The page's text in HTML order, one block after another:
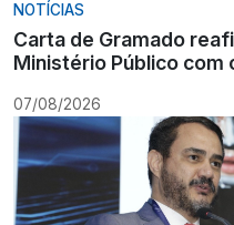
NOTÍCIAS
Carta de Gramado
Ministério Público com
07/08/2026